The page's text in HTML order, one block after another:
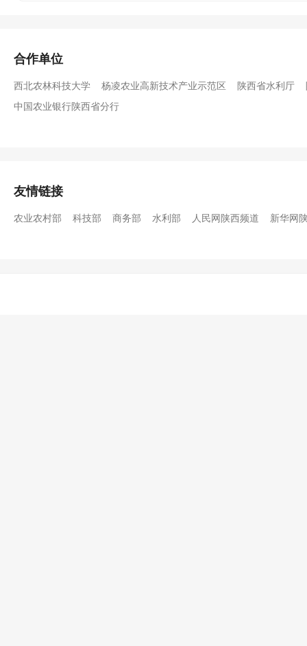
合作单位
西北农林科技大学 杨凌农业高新技术产业示范区 陕西省水利厅
中国农业银行陕西省分行
友情链接
农业农村部 科技部 商务部 水利部 人民网陕西频道 新华网